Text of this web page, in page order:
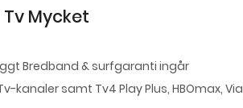
Tv Mycket
Bredband & surfgaranti ingår
kanaler samt Tv4 Play Plus, HBOmax,